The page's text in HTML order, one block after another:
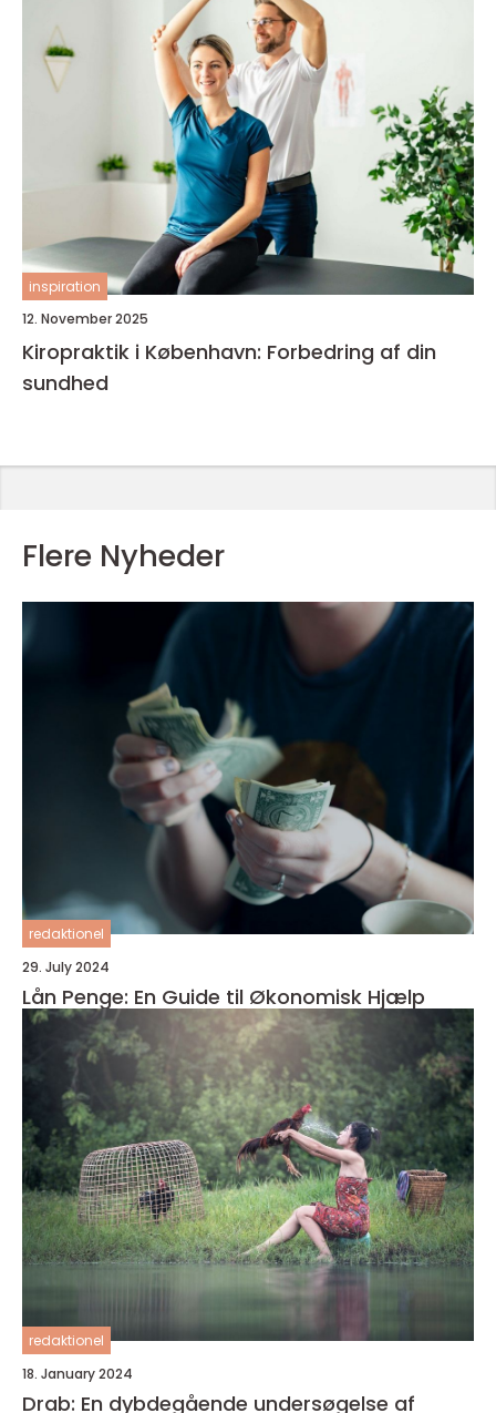
inspiration
12. November 2025
Kiropraktik i København: Forbedring af din
sundhed
Flere Nyheder
redaktionel
29. July 2024
Lån Penge: En Guide til Økonomisk Hjælp
redaktionel
18. January 2024
Drab: En dybdegående undersøgelse af